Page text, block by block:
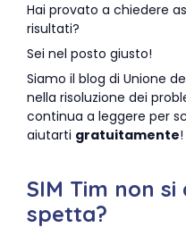
Hai provato a chiedere
risultati?
Sei nel posto giusto!
Siamo il blog di Unione
nella risoluzione dei
continua a leggere per
aiutarti gratuitamente!
SIM Tim non
spetta?